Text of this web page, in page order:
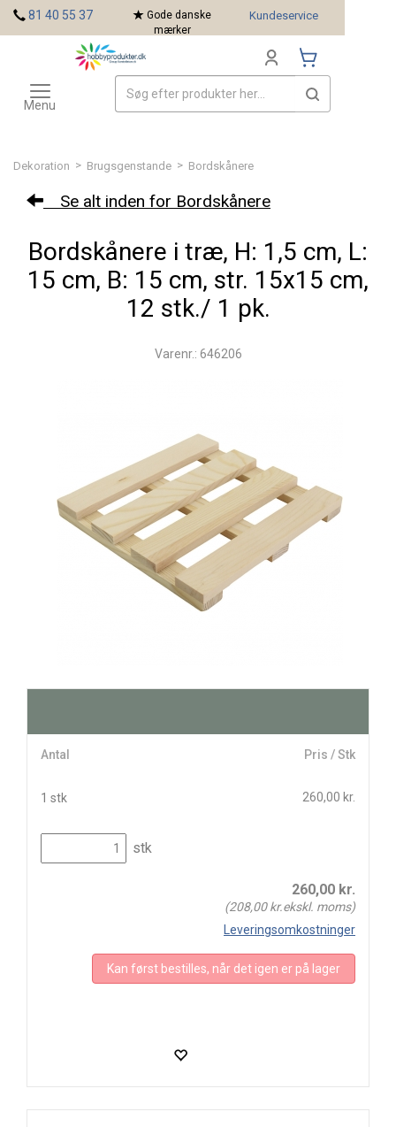
Dekoration > Brugsgenstande > Bordskånere
Se alt inden for Bordskånere
Bordskånere i træ, H: 1,5 cm, L:
15 cm, B: 15 cm, str. 15x15 cm,
12 stk./ 1 pk.
Varenr.: 646206
Antal Pris / Stk
1 stk 260,00 kr.
stk
260,00 kr.
(208,00kr.ekskl. moms)
Leveringsomkostninger
Kan først bestilles, når det igen er på lager
81 40 55 37
Gode danske
mærker
Kundeservice
Toggle
navigation
Menu
Mærker